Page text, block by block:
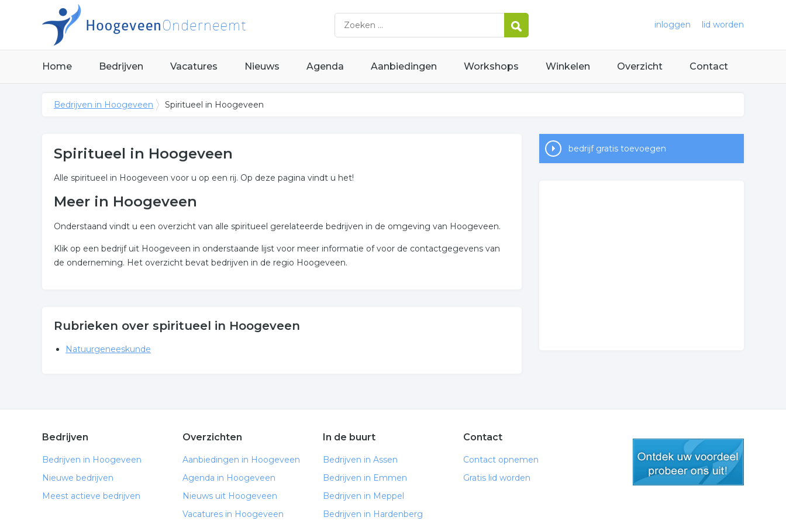
inloggen lid worden
Home Bedrijven Vacatures Nieuws Agenda Aanbiedingen Workshops Winkelen Overzicht Contact
Bedrijven in Hoogeveen Spiritueel in Hoogeveen
Spiritueel in Hoogeveen
Alle spiritueel in Hoogeveen voor u op een rij. Op deze pagina vindt u het!
Meer in Hoogeveen
Onderstaand vindt u een overzicht van alle spiritueel gerelateerde bedrijven in de omgeving van Hoogeveen.
Klik op een bedrijf uit Hoogeveen in onderstaande lijst voor meer informatie of voor de contactgegevens van
de onderneming. Het overzicht bevat bedrijven in de regio Hoogeveen.
Rubrieken over spiritueel in Hoogeveen
Natuurgeneeskunde
bedrijf gratis toevoegen
Bedrijven
Bedrijven in Hoogeveen
Nieuwe bedrijven
Meest actieve bedrijven
Overzichten
Aanbiedingen in Hoogeveen
Agenda in Hoogeveen
Nieuws uit Hoogeveen
Vacatures in Hoogeveen
In de buurt
Bedrijven in Assen
Bedrijven in Emmen
Bedrijven in Meppel
Bedrijven in Hardenberg
Contact
Contact opnemen
Gratis lid worden